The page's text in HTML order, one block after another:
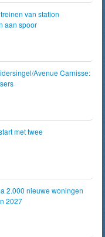
van station
aan spoor
Avenue Carnisse:
met twee
2.000 nieuwe woningen
2027